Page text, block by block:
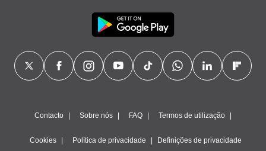
Contacto Sobre nós FAQ Termos de utilização
Cookies Política de privacidade Definições de privacidade